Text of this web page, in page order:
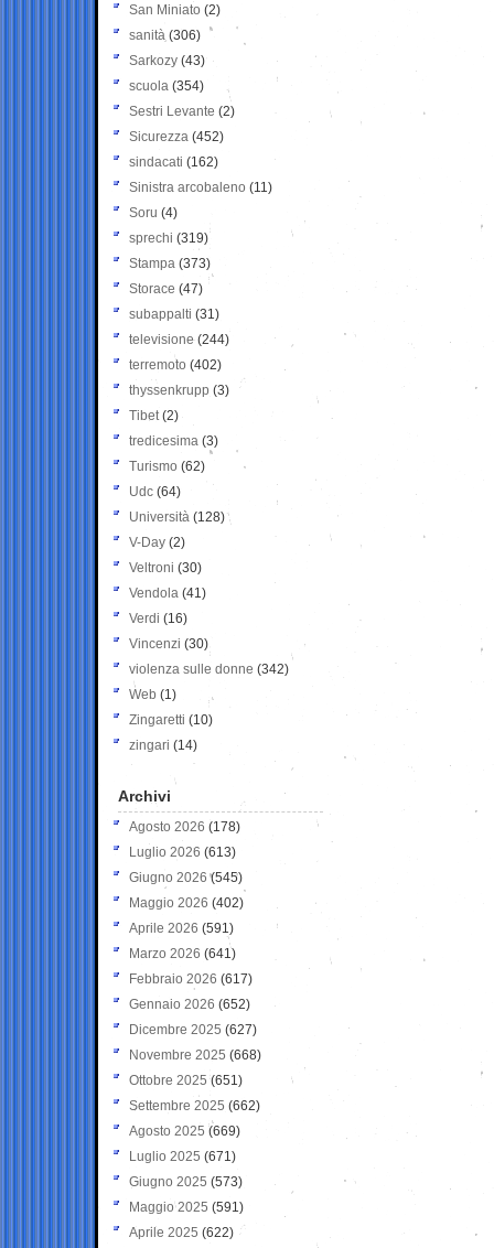
San Miniato (2)
sanità (306)
Sarkozy (43)
scuola (354)
Sestri Levante (2)
Sicurezza (452)
sindacati (162)
Sinistra arcobaleno (11)
Soru (4)
sprechi (319)
Stampa (373)
Storace (47)
subappalti (31)
televisione(244)
terremoto (402)
thyssenkrupp (3)
Tibet(2)
tredicesima (3)
Turismo (62)
Udc (64)
Università (128)
V-Day (2)
Veltroni (30)
Vendola (41)
Verdi (16)
Vincenzi (30)
violenza sulle donne (342)
Web (1)
Zingaretti (10)
zingari (14)
Archivi
Agosto 2026 (178)
Luglio 2026 (613)
Giugno 2026 (545)
Maggio 2026 (402)
Aprile 2026 (591)
Marzo 2026 (641)
Febbraio 2026 (617)
Gennaio 2026 (652)
Dicembre 2025 (627)
Novembre 2025 (668)
Ottobre 2025 (651)
Settembre 2025 (662)
Agosto 2025 (669)
Luglio 2025 (671)
Giugno 2025 (573)
Maggio 2025 (591)
Aprile 2025 (622)